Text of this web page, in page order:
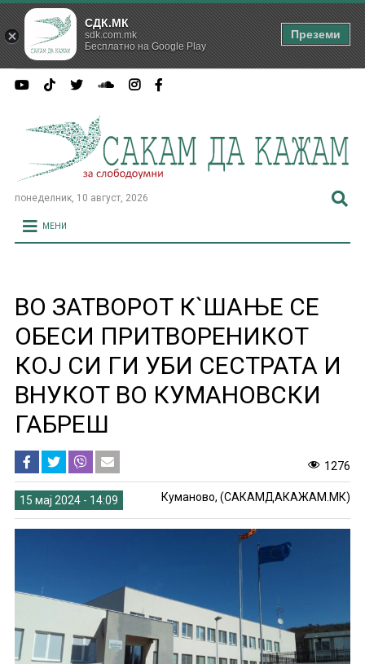
понеделник, 10 август, 2026
МЕНИ
ВО ЗАТВОРОТ К`ШАЊЕ СЕ
ОБЕСИ ПРИТВОРЕНИКОТ
КОЈ СИ ГИ УБИ СЕСТРАТА И
ВНУКОТ ВО КУМАНОВСКИ
ГАБРЕШ
1276
15 мај 2024 - 14:09 Куманово, (САКАМДАКАЖАМ.МК)
СДК.МК
sdk.com.mk
Бесплатно на Google Play
Преземи